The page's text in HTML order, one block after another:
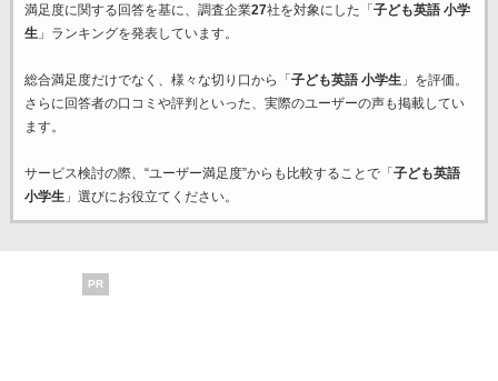
満足度に関する回答を基に、調査企業27社を対象にした「 子ども英語 小学
生」ランキングを発表しています。
総合満足度だけでなく、様々な切り口から「 子ども英語 小学生」を評価。
さらに回答者の口コミや評判といった、実際のユーザーの声も掲載してい
ます。
サービス検討の際、“ユーザー満足度”からも比較することで「 子ども英語
小学生」選びにお役立てください。
PR